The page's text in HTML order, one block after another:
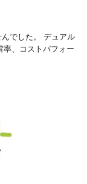
でした。 デュアル
率、コストパフォー